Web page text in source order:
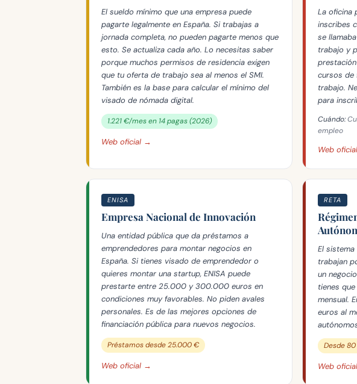
El sueldo mínimo que una empresa puede
pagarte legalmente en España. Si trabajas a
jornada completa, no pueden pagarte menos que
esto. Se actualiza cada año. Lo necesitas saber
porque muchos permisos de residencia exigen
que tu oferta de trabajo sea al menos el SMI.
También es la base para calcular el mínimo del
visado de nómada digital.
1.221 €/mes en 14 pagas (2026)
Web oficial →
La oficina
inscribes
se
trabajo y
cursos de
trabajo.
para
Cuándo:
empleo
Web
ENISA
Empresa Nacional de Innovación
Una entidad pública que da préstamos a
emprendedores para montar negocios en
España. Si tienes visado de emprendedor o
quieres montar una startup, ENISA puede
prestarte entre 25.000 y 300.000 euros en
condiciones muy favorables. No piden avales
personales. Es de las mejores opciones de
financiación pública para nuevos negocios.
Préstamos desde 25.000 €
Web oficial →
RETA
El
trabajan
un
tienes
mensual.
euros al
Desde
Web